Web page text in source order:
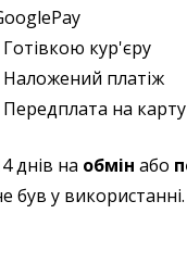
Готівкою кур'єру
Наложений платіж
Передплата на
днів на обмін або
був у використанні.